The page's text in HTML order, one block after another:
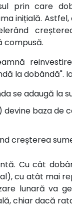
prin care
inițială.
compusă.
la dobândă".
se adaugă la
baza de
creșterea
Cu cât
cu atât mai
lunară va
chiar dacă